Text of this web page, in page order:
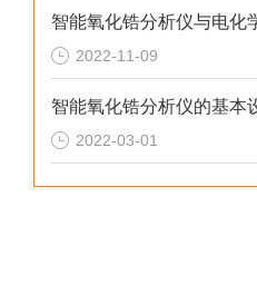
2022-11-09
2022-03-01